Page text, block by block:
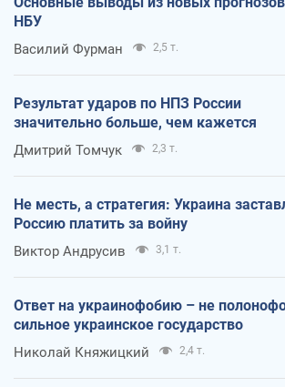
НБУ
Василий Фурман 2,5 т.
Результат ударов по НПЗ России
значительно больше, чем кажется
Дмитрий Томчук 2,3 т.
Не месть, а стратегия: Украина
Россию платить за войну
Виктор Андрусив 3,1 т.
Ответ на украинофобию – не
сильное украинское государство
Николай Княжицкий 2,4 т.